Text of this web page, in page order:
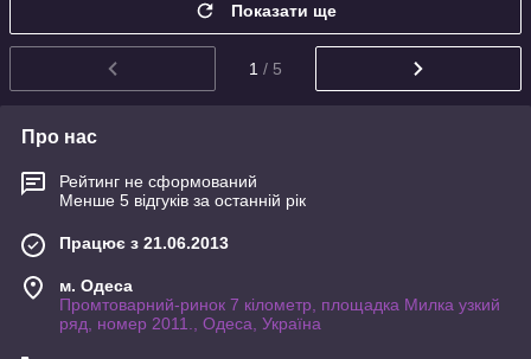
Показати ще
1 / 5
Про нас
Рейтинг не сформований
Менше 5 відгуків за останній рік
Працює з 21.06.2013
м. Одеса
Промтоварний-ринок 7 кілометр, площадка Милка узкий
ряд, номер 2011., Одеса, Україна